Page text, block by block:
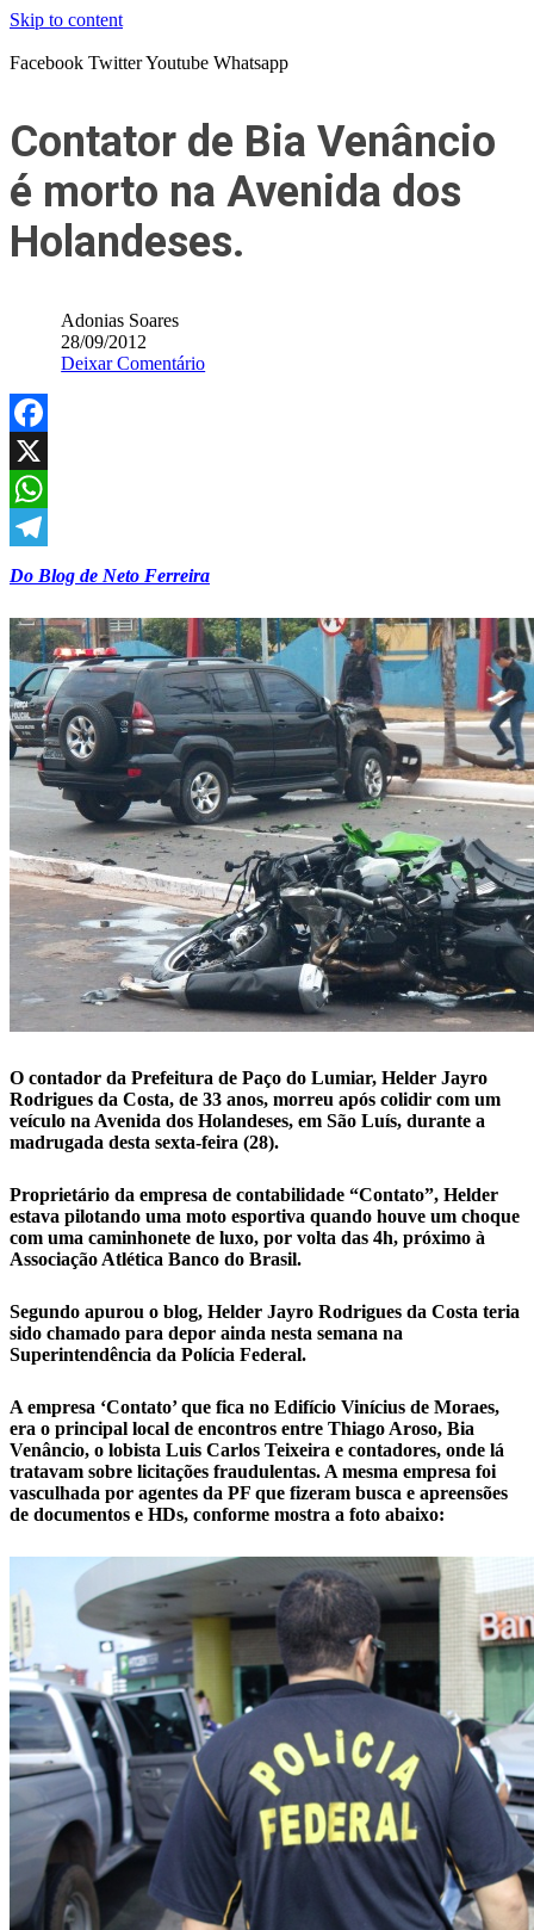
Skip to content
Facebook TwitterYoutube Whatsapp
Contator de Bia Venâncio
é morto na Avenida dos
Holandeses.
Adonias Soares
28/09/2012
Deixar Comentário
Facebook
X
WhatsApp
Telegram
Do Blog de Neto Ferreira
O contador da Prefeitura de Paço do Lumiar, Helder Jayro
Rodrigues da Costa, de 33 anos, morreu após colidir com um
veículo na Avenida dos Holandeses, em São Luís, durante a
madrugada desta sexta-feira (28).
Proprietário da empresa de contabilidade “Contato”, Helder
estava pilotando uma moto esportiva quando houve um choque
com uma caminhonete de luxo, por volta das 4h, próximo à
Associação Atlética Banco do Brasil.
Segundo apurou o blog, Helder Jayro Rodrigues da Costa teria
sido chamado para depor ainda nesta semana na
Superintendência da Polícia Federal.
A empresa ‘Contato’ que fica no Edifício Vinícius de Moraes,
era o principal local de encontros entre Thiago Aroso, Bia
Venâncio, o lobista Luis Carlos Teixeira e contadores, onde lá
tratavam sobre licitações fraudulentas. A mesma empresa foi
vasculhada por agentes da PF que fizeram busca e apreensões
de documentos e HDs, conforme mostra a foto abaixo: